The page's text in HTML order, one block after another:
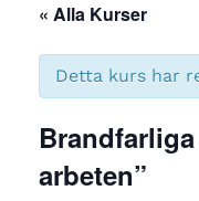
« Alla Kurser
Detta kurs har
arbeten”